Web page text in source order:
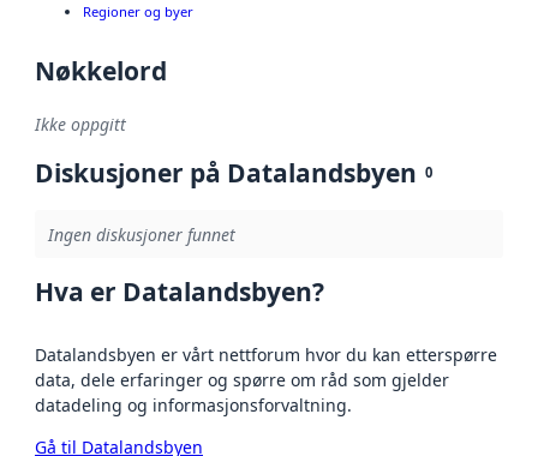
Regioner og byer
Nøkkelord
Ikke oppgitt
Diskusjoner på Datalandsbyen 0
Ingen diskusjoner funnet
Hva er Datalandsbyen?
Datalandsbyen er vårt nettforum hvor du kan etterspørre
data, dele erfaringer og spørre om råd som gjelder
datadeling og informasjonsforvaltning.
Gå til Datalandsbyen